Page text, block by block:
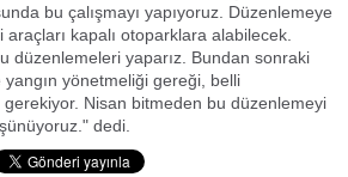
bu çalışmayı yapıyoruz. Düzenlemeye
kapalı otoparklara alabilecek.
düzenlemeleri yaparız. Bundan sonraki
yönetmeliği gereği, belli
gerekiyor. Nisan bitmeden bu düzenlemeyi
dedi.